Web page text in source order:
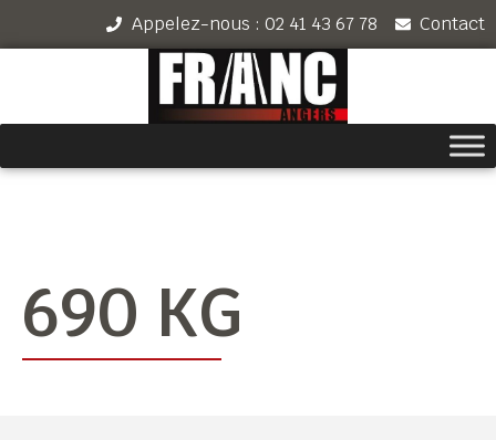
Appelez-nous : 02 41 43 67 78 Contact
690 KG